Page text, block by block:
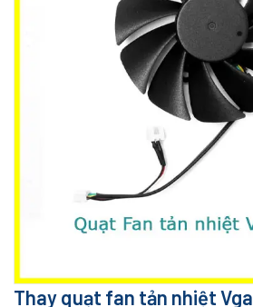
Thay quạt fan tản nhiệt